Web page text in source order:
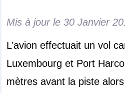
Mis à jour le30 Janvier
L’avion effectuait un vol
Luxembourg et Port
mètres avant la piste